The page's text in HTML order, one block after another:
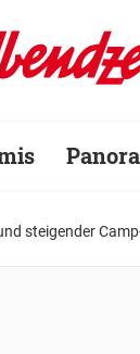
steigender